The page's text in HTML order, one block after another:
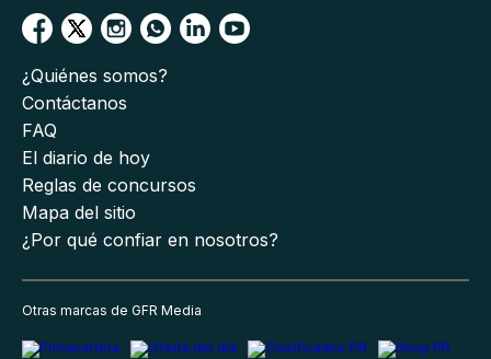
¿Quiénes somos?
Contáctanos
FAQ
El diario de hoy
Reglas de concursos
Mapa del sitio
¿Por qué confiar en nosotros?
Otras marcas de GFR Media